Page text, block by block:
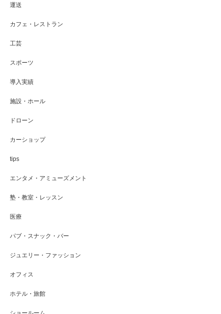
運送
カフェ・レストラン
工芸
スポーツ
導入実績
施設・ホール
ドローン
カーショップ
tips
エンタメ・アミューズメント
塾・教室・レッスン
医療
パブ・スナック・バー
ジュエリー・ファッション
オフィス
ホテル・旅館